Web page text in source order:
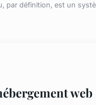
par définition, est un
web